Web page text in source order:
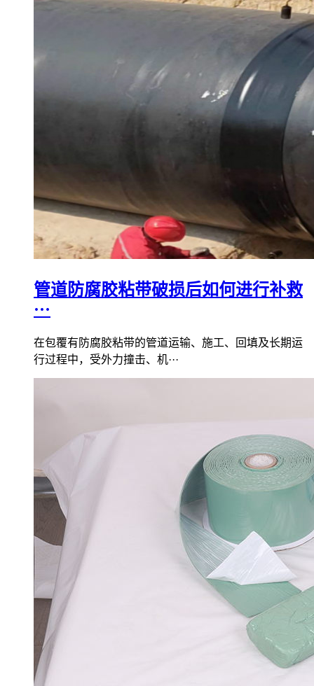
管道防腐胶粘带破损后如何进行补救
···
在包覆有防腐胶粘带的管道运输、施工、回填及长期运
行过程中，受外力撞击、机···